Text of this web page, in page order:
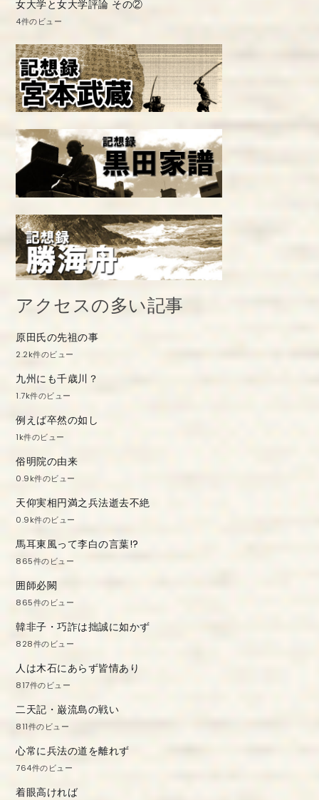
女大学と女大学評論 その②
4件のビュー
アクセスの多い記事
原田氏の先祖の事
2.2k件のビュー
九州にも千歳川？
1.7k件のビュー
例えば卒然の如し
1k件のビュー
俗明院の由来
0.9k件のビュー
天仰実相円満之兵法逝去不絶
0.9k件のビュー
馬耳東風って李白の言葉!?
865件のビュー
囲師必闕
865件のビュー
韓非子・巧詐は拙誠に如かず
828件のビュー
人は木石にあらず皆情あり
817件のビュー
二天記・巌流島の戦い
811件のビュー
心常に兵法の道を離れず
764件のビュー
着眼高ければ